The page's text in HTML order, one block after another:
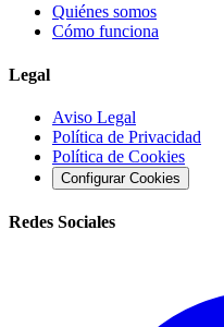
Quiénes somos
Cómo funciona
Legal
Aviso Legal
Política de Privacidad
Política de Cookies
Configurar Cookies
Redes Sociales